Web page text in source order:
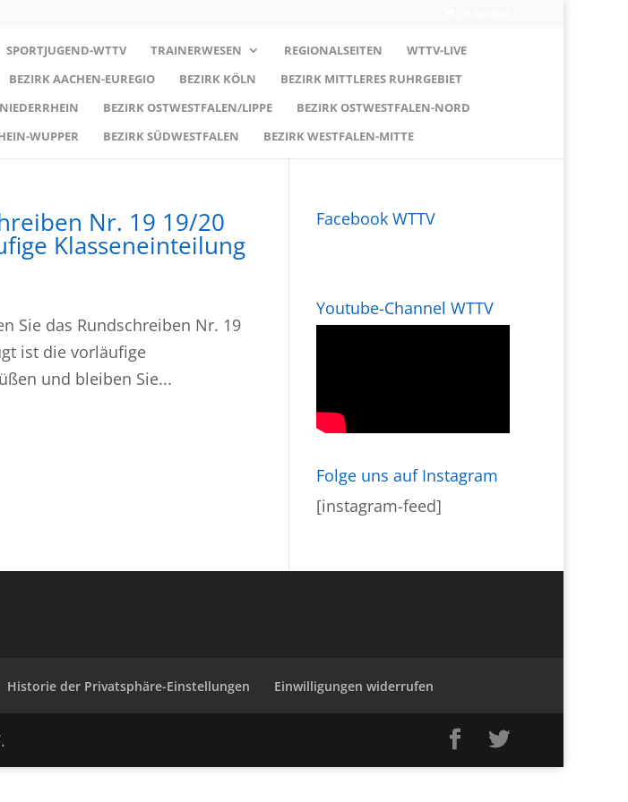
SPORTJUGEND-WTTV TRAINERWESEN REGIONALSEITEN
WTTV-LIVE
BEZIRK AACHEN-EUREGIO BEZIRK KÖLN
BEZIRK MITTLERES RUHRGEBIET
BEZIRK OSTWESTFALEN/LIPPE
BEZIRK OSTWESTFALEN-NORD
WUPPER BEZIRK SÜDWESTFALEN BEZIRK WESTFALEN-MITTE
Nr. 19 19/20
Klasseneinteilung
Sie das Rundschreiben Nr. 19
ist die vorläufige
und bleiben Sie...
Facebook WTTV
Youtube-Channel WTTV
Folge uns auf Instagram
[instagram-feed]
Historie der Privatsphäre-Einstellungen Einwilligungen widerrufen